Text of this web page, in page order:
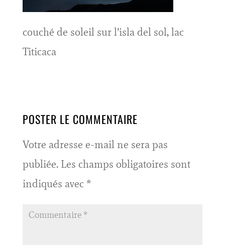
couché de soleil sur l’isla del sol, lac
Titicaca
POSTER LE COMMENTAIRE
Votre adresse e-mail ne sera pas
publiée. Les champs obligatoires sont
indiqués avec *